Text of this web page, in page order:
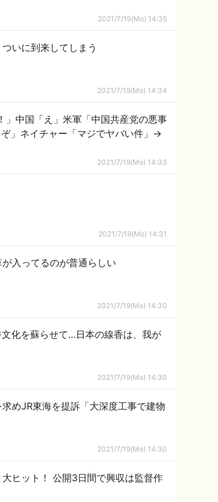
2021/7/19(Mo) 14:35
いに到来してしまう
2021/7/19(Mo) 14:34
」中国「え」米軍「中国共産党の悪事
」ネイチャー「マジでヤバい件」→
2021/7/19(Mo) 14:33
2021/7/19(Mo) 14:31
入ってるのが普通らしい
2021/7/19(Mo) 14:30
化を蘇らせて…日本の線香は、我が
2021/7/19(Mo) 14:30
めJR東海を提訴「大深度工事で建物
2021/7/19(Mo) 14:30
大ヒット！ 公開3日間で興収は監督作